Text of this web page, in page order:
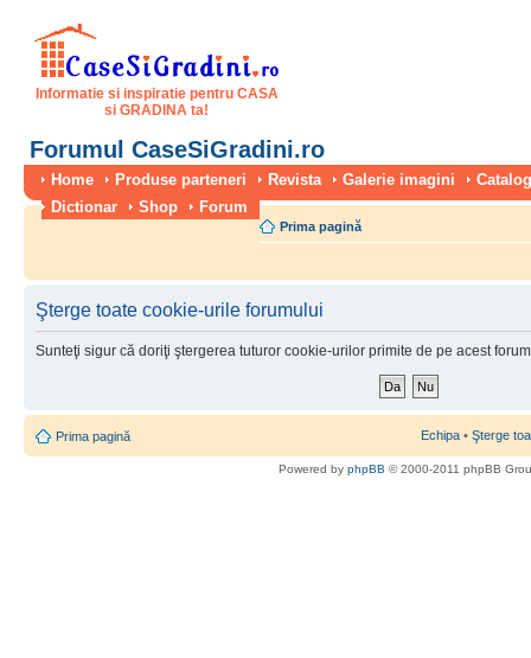
Informatie si inspiratie pentru CASA
si GRADINA ta!
Forumul CaseSiGradini.ro
Home Produse parteneri Revista Galerie imagini
Dictionar
Shop Forum
Prima pagină
Şterge toate cookie-urile forumului
Sunteţi sigur că doriţi ştergerea tuturor cookie-urilor primite de pe acest
Prima pagină Echipa • Şterge
Powered by phpBB © 2000-2011 phpBB